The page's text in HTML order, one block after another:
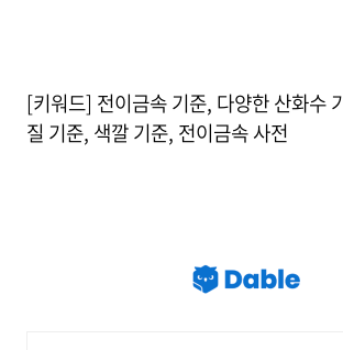
[키워드] 전이금속 기준, 다양한 산화수
질 기준, 색깔 기준, 전이금속 사전